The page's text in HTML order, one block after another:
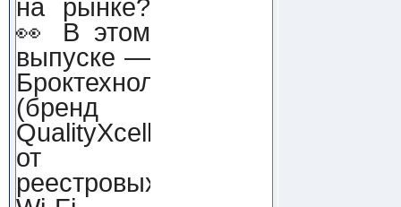
на рынке?
👀 В этом
выпуске —
Броктехнолоджи
(бренд
QualityXcellence):
от
реестровых